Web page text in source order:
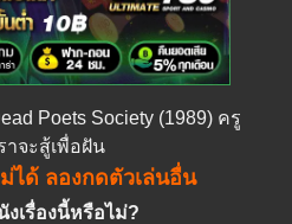
Poets Society (1989) ครู
าจะสู้เพื่อฝัน
ได้ ลองกดตัวเล่นอื่น
เรื่องนี้หรือไม่?